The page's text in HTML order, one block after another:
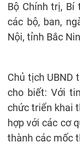
Bộ Chính trị, Bí
các bộ, ban,
Nội, tỉnh Bắc
Chủ tịch UBND
cho biết: Với
chức triển khai
hợp với các cơ
thành các mốc